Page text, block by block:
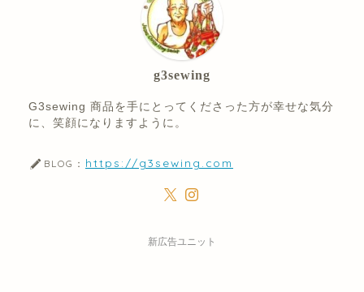
g3sewing
G3sewing 商品を手にとってくださった方が幸せな気分
に、笑顔になりますように。
BLOG： https://g3sewing.com
新広告ユニット